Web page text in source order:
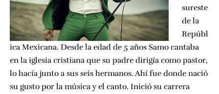
sureste
de la
Repúbl
ica Mexicana. Desde la edad de 5 años Samo cantaba
en la iglesia cristiana que su padre dirigía como pastor,
lo hacía junto a sus seis hermanos. Ahí fue donde nació
su gusto por la música y el canto. Inició su carrera